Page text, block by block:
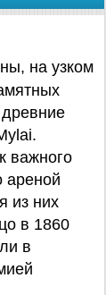
на узком
важного
ареной
из них
в 1860
в